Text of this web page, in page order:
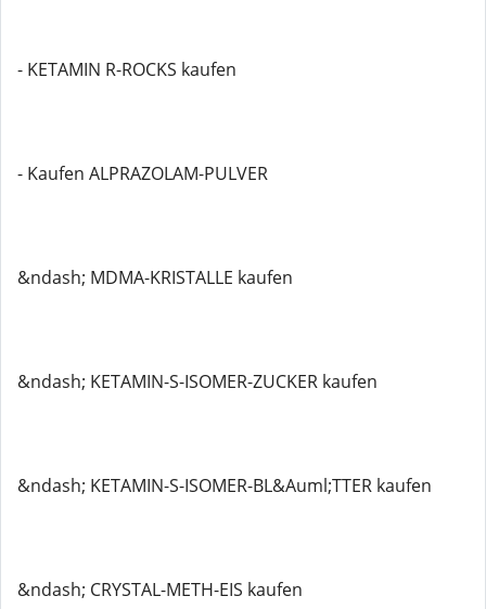
- KETAMIN R-ROCKS kaufen
- Kaufen ALPRAZOLAM-PULVER
&ndash; MDMA-KRISTALLE kaufen
&ndash; KETAMIN-S-ISOMER-ZUCKER kaufen
&ndash; KETAMIN-S-ISOMER-BL&Auml;TTER kaufen
&ndash; CRYSTAL-METH-EIS kaufen